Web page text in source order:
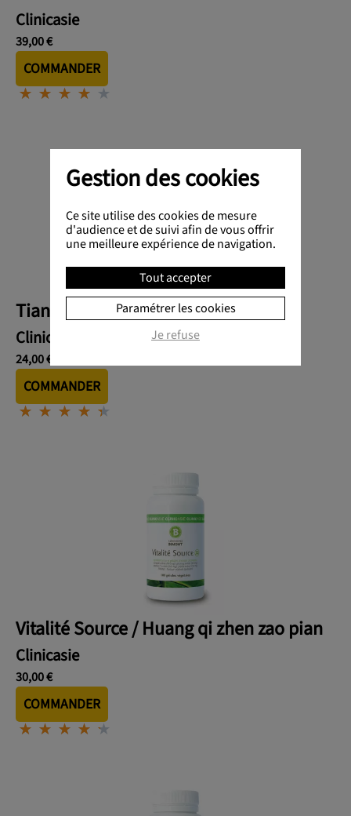
Clinicasie
39,00 €
COMMANDER
⋆⋆⋆⋆⋆
⋆⋆⋆⋆⋆
Tian Wan Bu Xin Pian
Clinicasie
24,00 €
COMMANDER
⋆⋆⋆⋆⋆
⋆⋆⋆⋆⋆
Vitalité Source / Huang qi zhen zao pian
Clinicasie
30,00 €
COMMANDER
⋆⋆⋆⋆⋆
⋆⋆⋆⋆⋆
Gestion des cookies
Ce site utilise des cookies de mesure
d'audience et de suivi afin de vous offrir
une meilleure expérience de navigation.
Tout accepter
Paramétrer les cookies
Je refuse